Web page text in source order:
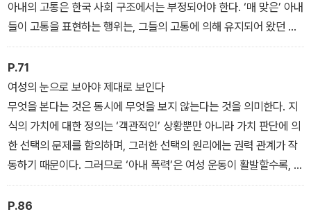
아내의 고통은 한국 사회 구조에서는 부정되어야 한다. ‘매 맞은’ 아내
들이 고통을 표현하는 행위는, 그들의 고통에 의해 유지되어 왔던 가
부장제 가족 제도의 효율적 작동을 위협한다. 그들이 이야기하기 시
작하면 안식처 가족의 신화, 보호자 남성의 신화가 무너지는 것이다.
(2장)
P.71
여성의 눈으로 보아야 제대로 보인다
무엇을 본다는 것은 동시에 무엇을 보지 않는다는 것을 의미한다. 지
식의 가치에 대한 정의는 ‘객관적인’ 상황뿐만 아니라 가치 판단에 의
한 선택의 문제를 함의하며, 그러한 선택의 원리에는 권력 관계가 작
동하기 때문이다. 그러므로 ‘아내 폭력’은 여성 운동이 활발할수록, 사
회적 대책이 마련될수록 증가하는 속성이 있다. 일반적인 사회 현상
과는 달리 해결 노력이 활발할수록 문제가 더 심각하게 ‘드러난다’는
P.86